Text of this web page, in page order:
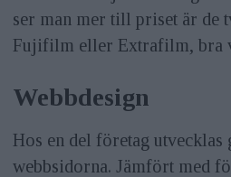
ser man mer till priset är de
Fujifilm eller Extrafilm, bra
Webbdesign
Hos en del företag utvecklas
webbsidorna. Jämfört med